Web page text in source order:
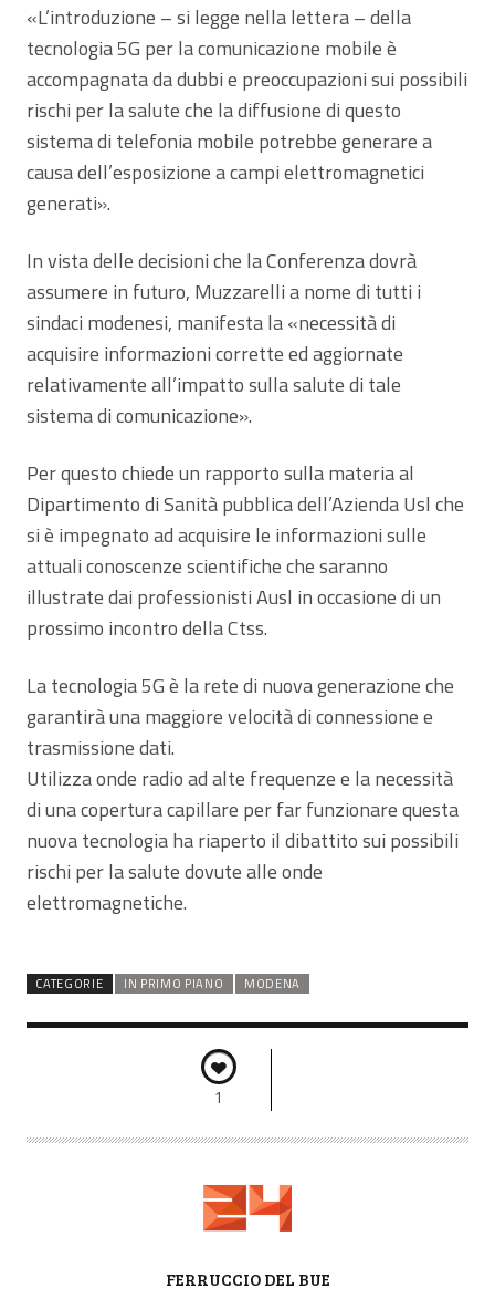
«L’introduzione – si legge nella lettera – della
tecnologia 5G per la comunicazione mobile è
accompagnata da dubbi e preoccupazioni sui possibili
rischi per la salute che la diffusione di questo
sistema di telefonia mobile potrebbe generare a
causa dell’esposizione a campi elettromagnetici
generati».
In vista delle decisioni che la Conferenza dovrà
assumere in futuro, Muzzarelli a nome di tutti i
sindaci modenesi, manifesta la «necessità di
acquisire informazioni corrette ed aggiornate
relativamente all’impatto sulla salute di tale
sistema di comunicazione».
Per questo chiede un rapporto sulla materia al
Dipartimento di Sanità pubblica dell’Azienda Usl che
si è impegnato ad acquisire le informazioni sulle
attuali conoscenze scientifiche che saranno
illustrate dai professionisti Ausl in occasione di un
prossimo incontro della Ctss.
La tecnologia 5G è la rete di nuova generazione che
garantirà una maggiore velocità di connessione e
trasmissione dati.
Utilizza onde radio ad alte frequenze e la necessità
di una copertura capillare per far funzionare questa
nuova tecnologia ha riaperto il dibattito sui possibili
rischi per la salute dovute alle onde
elettromagnetiche.
CATEGORIE IN PRIMO PIANO MODENA
1
FERRUCCIO DEL BUE